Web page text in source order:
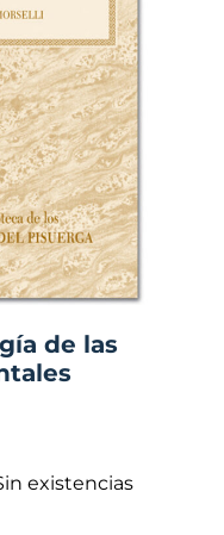
de las
existencias